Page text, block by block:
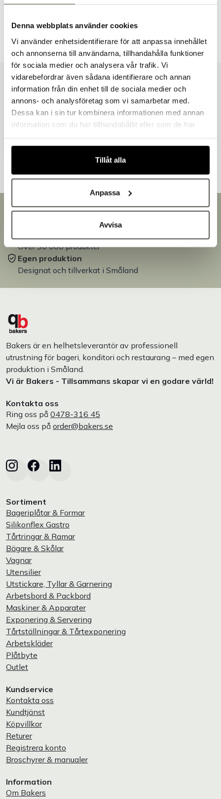
Denna webbplats använder cookies
Vi använder enhetsidentifierare för att anpassa innehållet
och annonserna till användarna, tillhandahålla funktioner
för sociala medier och analysera vår trafik. Vi
vidarebefordrar även sådana identifierare och annan
information från din enhet till de sociala medier och
annons- och analysföretag som vi samarbetar med.
Dessa kan i sin tur kombinera informationen med annan
information som du har tillhandahållit eller som de har
Tillåt alla
Anpassa
Avvisa
Brett sortiment
Dokument & produktblad
Liknande produkter
Andra kunder tittade även på
Snabb leverans
Leverans inom 3-5 arbetsdagar.
Över 30 000 produkter
Egen produktion
Designat och tillverkat i Småland
Bakers är en helhetsleverantör av professionell
utrustning för bageri, konditori och restaurang – med egen
produktion i Småland.
Vi är Bakers - Tillsammans skapar vi en godare värld!
Kontakta oss
Ring oss på 0478-316 45
Mejla oss på order@bakers.se
Sortiment
Bageriplåtar & Formar
Silikonflex Gastro
Tårtringar & Ramar
Bägare & Skålar
Vagnar
Utensilier
Utstickare, Tyllar & Garnering
Arbetsbord & Packbord
Maskiner & Apparater
Exponering & Servering
Tårtställningar & Tårtexponering
Arbetskläder
Plåtbyte
Outlet
Kundservice
Kontakta oss
Kundtjänst
Köpvillkor
Returer
Registrera konto
Broschyrer & manualer
Information
Om Bakers
Välkommen till Bakers!
Handlar du som företag eller privatperson?
Fortsätt som privatperson